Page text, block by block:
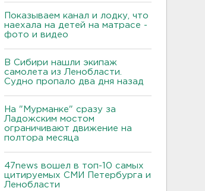
Показываем канал и лодку, что
наехала на детей на матрасе -
фото и видео
В Сибири нашли экипаж
самолета из Ленобласти.
Судно пропало два дня назад
На "Мурманке" сразу за
Ладожским мостом
ограничивают движение на
полтора месяца
47news вошел в топ-10 самых
цитируемых СМИ Петербурга и
Ленобласти